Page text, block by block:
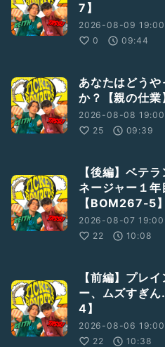
7】
2026-08-09
0
09:44
あなたはどう
か？【親の仕
2026-08-08
25
09:39
【後編】ベテ
ネージャー１年
【BOM267-5】
2026-08-07
22
10:08
【前編】プレ
ー、ムズすぎ
4】
2026-08-06
22
10:38